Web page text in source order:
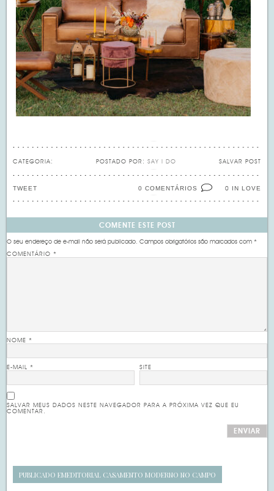
CATEGORIA: SALVAR POST
POSTADO POR: SAY I DO
0 IN LOVE
0 COMENTÁRIOS
TWEET
COMENTE ESTE POST
O seu endereço de e-mail não será publicado. Campos obrigatórios são marcados com*
COMENTÁRIO*
NOME*
E-MAIL* SITE
SALVAR MEUS DADOS NESTE NAVEGADOR PARA A PRÓXIMA VEZ QUE EU
COMENTAR.
PUBLICADO EMEDITORIAL CASAMENTO MODERNO NO CAMPO